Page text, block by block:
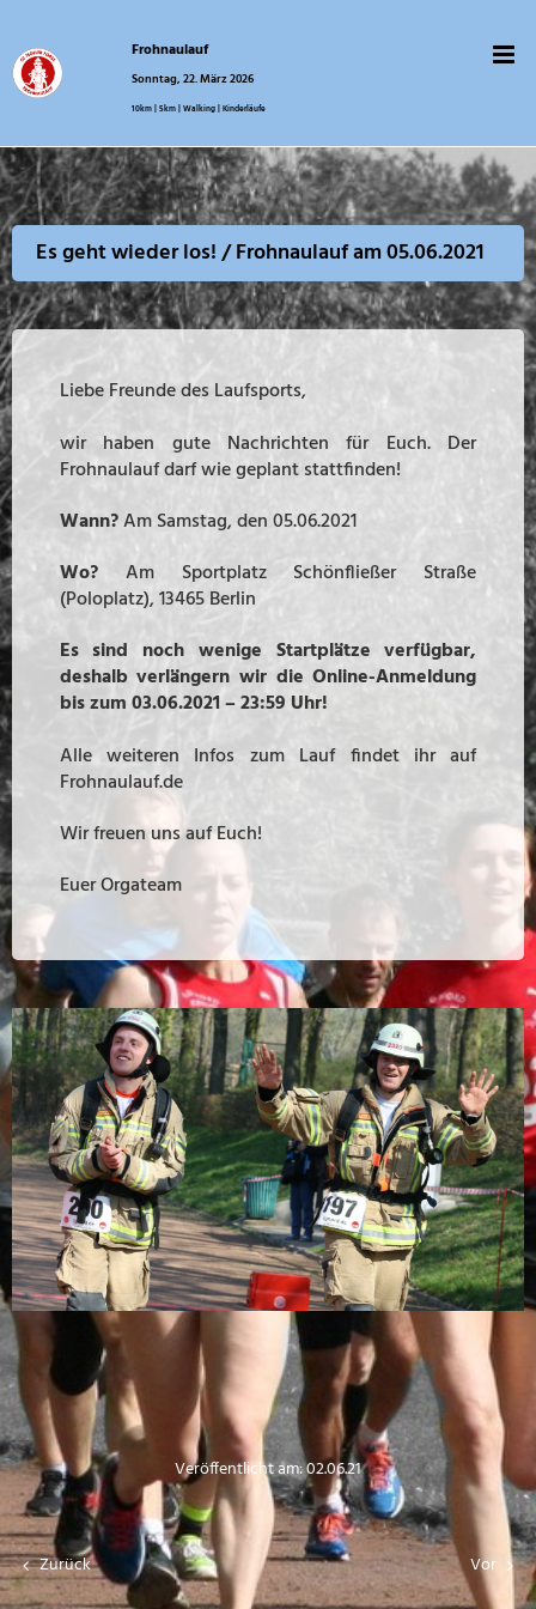
springen
Frohnaulauf
Sonntag, 22. März 2026
10km | 5km | Walking | Kinderläufe
Es geht wieder los! / Frohnaulauf am 05.06.2021
Liebe Freunde des Laufsports,
wir haben gute Nachrichten für Euch. Der
Frohnaulauf darf wie geplant stattfinden!
Wann?Am Samstag, den 05.06.2021
Wo?Am Sportplatz Schönfließer Straße
(Poloplatz), 13465 Berlin
Es sind noch wenige Startplätze verfügbar,
deshalb verlängern wir die Online-Anmeldung
bis zum 03.06.2021 – 23:59 Uhr!
Alle weiteren Infos zum Lauf findet ihr auf
Frohnaulauf.de
Wir freuen uns auf Euch!
Euer Orgateam
Veröffentlicht am: 02.06.21
Zurück Vor